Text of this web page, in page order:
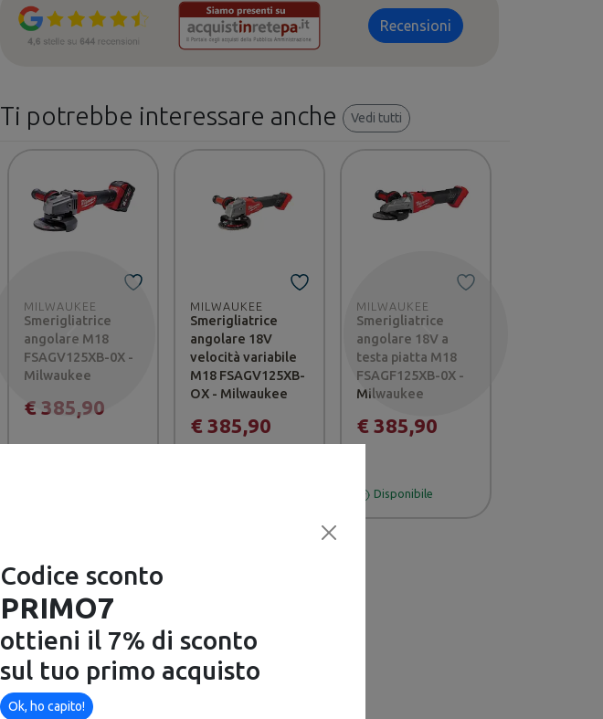
Recensioni
Ti potrebbe interessare anche Vedi tutti
MILWAUKEE
Smerigliatrice
angolare M18
FSAGV125XB-0X -
Milwaukee
€ 385,90
MILWAUKEE
Smerigliatrice
angolare 18V
velocità variabile
M18 FSAGV125XB-
OX - Milwaukee
€ 385,90
MILWAUKEE
Smerigliatrice
angolare 18V a
testa piatta M18
FSAGF125XB-0X -
Milwaukee
€ 385,90
Disponibile
Precedente Successivo
Codice sconto
PRIMO7
ottieni il 7% di sconto
sul tuo primo acquisto
Ok, ho capito!